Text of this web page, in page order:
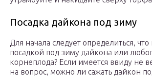
Посадка дайкона под зиму
Для начала следует определиться,
посадкой под зиму дайкона или
корнеплода? Если имеется ввиду не
на вопрос, можно ли сажать дайкон